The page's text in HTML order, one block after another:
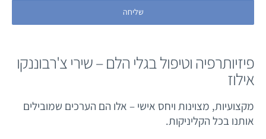
פיזיותרפיה וטיפול בגלי הלם – שירי צ'רבוננקו
אילוז
מקצועיות, מצוינות ויחס אישי – אלו הם הערכים שמובילים
אותנו בכל הקליניקות.